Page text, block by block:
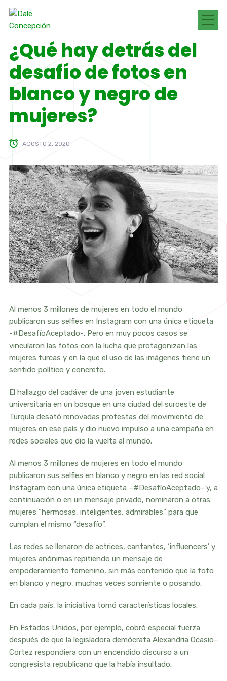
¿Qué hay detrás del
desafío de fotos en
blanco y negro de
mujeres?
AGOSTO 2, 2020
Al menos 3 millones de mujeres en todo el mundo
publicaron sus selfies en Instagram con una única etiqueta
-#DesafíoAceptado-. Pero en muy pocos casos se
vincularon las fotos con la lucha que protagonizan las
mujeres turcas y en la que el uso de las imágenes tiene un
sentido político y concreto.
El hallazgo del cadáver de una joven estudiante
universitaria en un bosque en una ciudad del suroeste de
Turquía desató renovadas protestas del movimiento de
mujeres en ese país y dio nuevo impulso a una campaña en
redes sociales que dio la vuelta al mundo.
Al menos 3 millones de mujeres en todo el mundo
publicaron sus selfies en blanco y negro en las red social
Instagram con una única etiqueta –#DesafíoAceptado- y, a
continuación o en un mensaje privado, nominaron a otras
mujeres “hermosas, inteligentes, admirables” para que
cumplan el mismo “desafío”.
Las redes se llenaron de actrices, cantantes, ‘influencers’ y
mujeres anónimas repitiendo un mensaje de
empoderamiento femenino, sin más contenido que la foto
en blanco y negro, muchas veces sonriente o posando.
En cada país, la iniciativa tomó características locales.
En Estados Unidos, por ejemplo, cobró especial fuerza
después de que la legisladora demócrata Alexandria Ocasio-
Cortez respondiera con un encendido discurso a un
congresista republicano que la había insultado.